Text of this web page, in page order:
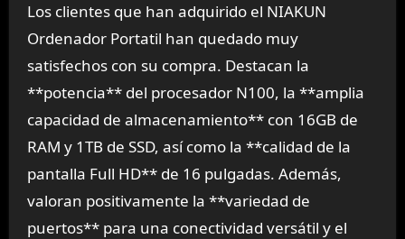
Los clientes que han adquirido el NIAKUN
Ordenador Portatil han quedado muy
satisfechos con su compra. Destacan la
**potencia** del procesador N100, la **amplia
capacidad de almacenamiento** con 16GB de
RAM y 1TB de SSD, así como la **calidad de la
pantalla Full HD** de 16 pulgadas. Además,
valoran positivamente la **variedad de
puertos** para una conectividad versátil y el